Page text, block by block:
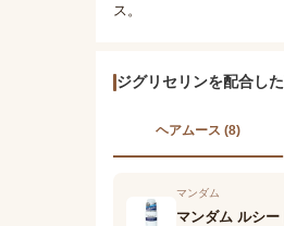
ス。
ジグリセリンを配合し
ヘアムース (8)
マンダム
マンダム ルシ